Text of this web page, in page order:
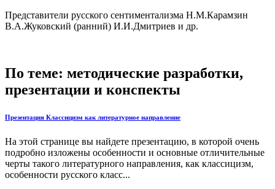
Представители русского сентиментализма Н.М.Карамзин
В.А.Жуковский (ранний) И.И.Дмитриев и др.
По теме: методические разработки,
презентации и конспекты
Презентация Классицизм как литературное направление
На этой странице вы найдете презентацию, в которой очень
подробно изложены особенности и основные отличительные
черты такого литературного направления, как классицизм,
особенности русского класс...